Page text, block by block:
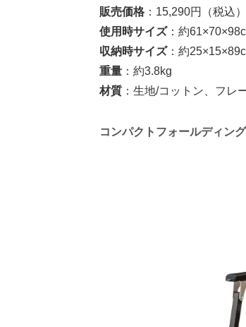
販売価格 ：15,290円（税込）
使用時サイズ：約
収納時サイズ：約
重量 ：約3.8kg
材質 ：生地/コットン、フレ
コンパクトフォールディン